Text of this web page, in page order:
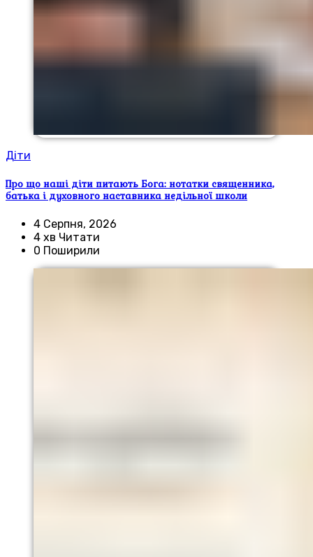
Діти
Про що наші діти питають Бога: нотатки священника,
батька і духовного наставника недільної школи
4 Серпня, 2026
4 хв Читати
0 Поширили